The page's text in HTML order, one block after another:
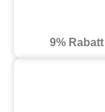
9% Rabatt